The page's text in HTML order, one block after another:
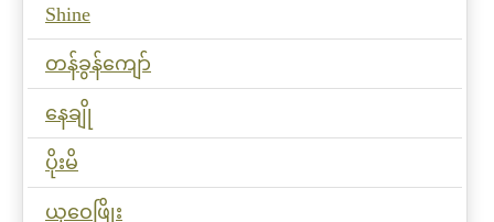
Shine
တန်ခွန်ကျော်
နေချို
ပိုးမိ
ယုဝေဖြိုး